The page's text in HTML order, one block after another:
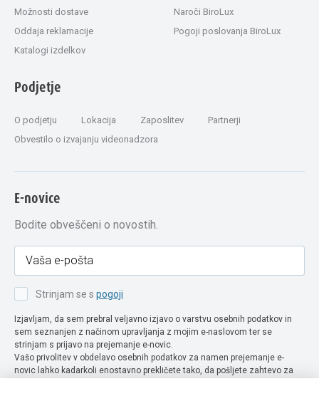
Možnosti dostave
Oddaja reklamacije
Katalogi izdelkov
Naroči BiroLux
Pogoji poslovanja BiroLux
Podjetje
O podjetju Lokacija Zaposlitev
Partnerji
Obvestilo o izvajanju videonadzora
E-novice
Bodite obveščeni o novostih.
Strinjam se s pogoji
Izjavljam, da sem prebral veljavno izjavo o varstvu osebnih podatkov in
sem seznanjen z načinom upravljanja z mojim e-naslovom ter se
strinjam s prijavo na prejemanje e-novic.
Vašo privolitev v obdelavo osebnih podatkov za namen prejemanje e-
novic lahko kadarkoli enostavno prekličete tako, da pošljete zahtevo za